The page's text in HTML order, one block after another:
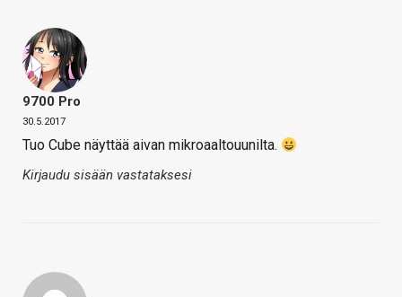
9700 Pro
30.5.2017
Tuo Cube näyttää aivan mikroaaltouunilta.
Kirjaudu sisään vastataksesi